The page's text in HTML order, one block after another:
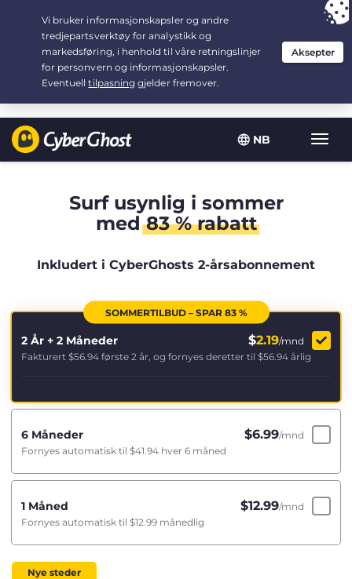
NB
Vis/
Your choice: The Best Dealfor 2.1666666666667-years at $
/month
Surf usynlig i sommer
med83 % rabatt
Inkludert i CyberGhosts 2-årsabonnement
SOMMERTILBUD – SPAR 83 %
2 År + 2 Måneder $2.19/mnd
Fakturert $56.94 første 2 år, og fornyes deretter til $56.94 årlig
6 Måneder $6.99/mnd
Fornyes automatisk til $41.94 hver 6 måned
1 Måned $12.99/mnd
Fornyes automatisk til $12.99 månedlig
Nye steder